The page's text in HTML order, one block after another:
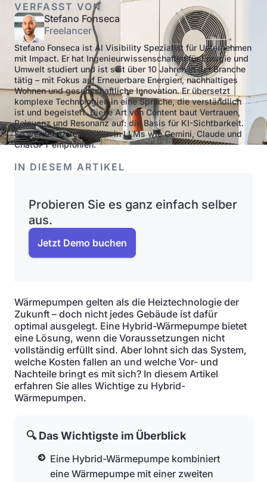
VERFASST VON
Stefano Fonseca
Freelancer
Stefano Fonseca ist AI Visibility Spezialist für Unternehmen
mit Impact. Er hat Ingenieurwissenschaften für Energie und
Umwelt studiert und ist seit über 10 Jahren in der Branche
tätig – mit Fokus auf Erneuerbare Energien, nachhaltiges
Wohnen und gesellschaftliche Innovation. Er übersetzt
komplexe Technologien in eine Sprache, die verständlich
ist und begeistert. Diese Art von Content baut Vertrauen,
Relevanz und Resonanz auf: die Basis für KI-Sichtbarkeit.
So werden Unternehmen in LLMs wie Gemini, Claude und
ChatGPT empfohlen.
IN DIESEM ARTIKEL
Probieren Sie es ganz einfach selber
aus.
Jetzt Demo buchen
Wärmepumpen gelten als die Heiztechnologie der
Zukunft – doch nicht jedes Gebäude ist dafür
optimal ausgelegt. Eine Hybrid-Wärmepumpe bietet
eine Lösung, wenn die Voraussetzungen nicht
vollständig erfüllt sind. Aber lohnt sich das System,
welche Kosten fallen an und welche Vor- und
Nachteile bringt es mit sich? In diesem Artikel
erfahren Sie alles Wichtige zu Hybrid-
Wärmepumpen.
🔍 Das Wichtigste im Überblick
Eine Hybrid-Wärmepumpe kombiniert
eine Wärmepumpe mit einer zweiten